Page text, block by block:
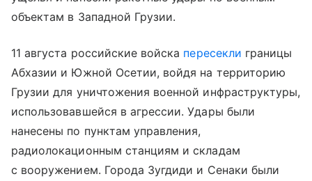
объектам в Западной Грузии.
11 августа российские войска пересекли границы
Абхазии и Южной Осетии, войдя на территорию
Грузии для уничтожения военной инфраструктуры,
использовавшейся в агрессии. Удары были
нанесены по пунктам управления,
радиолокационным станциям и складам
с вооружением. Города Зугдиди и Сенаки были